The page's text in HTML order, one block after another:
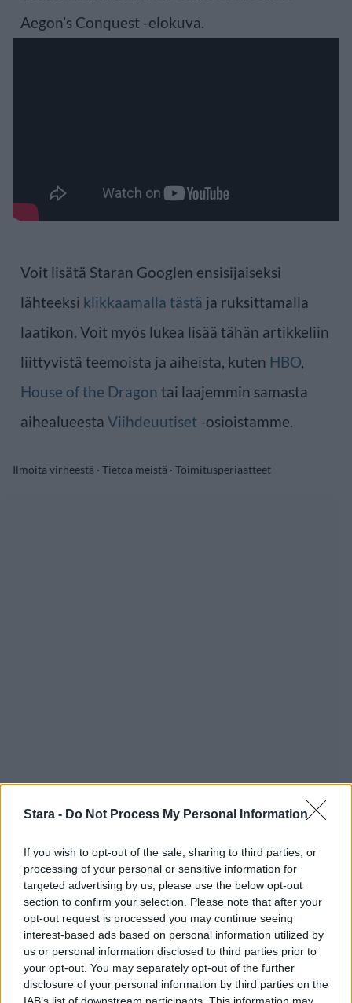
Stara - Do Not Process My Personal Information
If you wish to opt-out of the sale, sharing to third parties, or
processing of your personal or sensitive information for
targeted advertising by us, please use the below opt-out
section to confirm your selection. Please note that after your
opt-out request is processed you may continue seeing
interest-based ads based on personal information utilized by
us or personal information disclosed to third parties prior to
your opt-out. You may separately opt-out of the further
disclosure of your personal information by third parties on the
IAB’s list of downstream participants. This information may
Aegon’s Conquest -elokuva.
Voit lisätä Staran Googlen ensisijaiseksi
lähteeksi klikkaamalla tästä ja ruksittamalla
laatikon. Voit myös lukea lisää tähän artikkeliin
liittyvistä teemoista ja aiheista, kuten HBO,
House of the Dragon tai laajemmin samasta
aihealueesta Viihdeuutiset -osioistamme.
Ilmoita virheestä · Tietoa meistä · Toimitusperiaatteet